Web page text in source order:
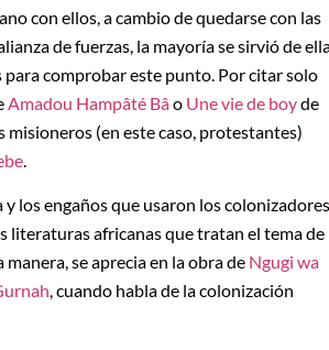
con ellos, a cambio de quedarse con las
de fuerzas, la mayoría se sirvió de
comprobar este punto. Por citar solo
Amadou Hampâté Bâo Une vie de boyde
misioneros (en este caso, protestantes)
los engaños que usaron los colonizadores
literaturas africanas que tratan el tema de
se aprecia en la obra de Ngugi wa
, cuando habla de la colonización